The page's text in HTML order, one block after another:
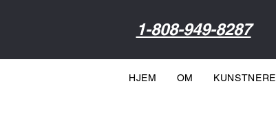
1-808-949-8287
HJEM OM KUNSTNERE